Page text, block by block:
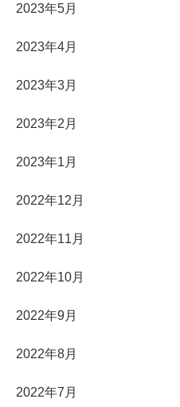
2023年5月
2023年4月
2023年3月
2023年2月
2023年1月
2022年12月
2022年11月
2022年10月
2022年9月
2022年8月
2022年7月